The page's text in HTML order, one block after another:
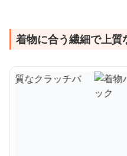
着物に合う繊細で上質